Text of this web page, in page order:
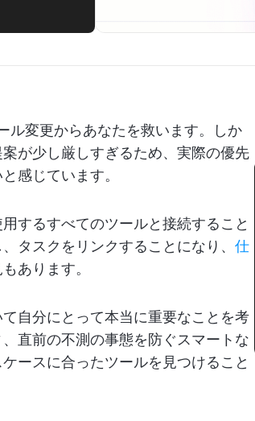
ル変更からあなたを救います。しか
が少し厳しすぎるため、実際の優先
感じています。
するすべてのツールと接続すること
タスクをリンクすることになり、 仕
あります。
自分にとって本当に重要なことを考
直前の不測の事態を防ぐスマートな
ースに合ったツールを見つけること